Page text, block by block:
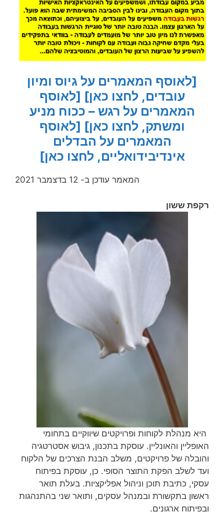
[לאוסף המאמרים על גיוס ומיון
עובדים, לחצו כאן] [לאוסף
המאמרים על רגש – ככוח מניע
ומשתק, לחצו כאן] [לאוסף
המאמרים על הבדלים
אינדיבידואליים, לחצו כאן]
המאמר עודכן ב- 12 בדצמבר 2021
רקפת ששון
היא מנהלת לקוחות ופרויקטים שיווקיים בתחומי
האופליין והאונליין. עוסקת בתכנון, גיבוש אסטרטגיה
והובלה של פרויקטים, משלב הבנת הצרכים של הלקוח
ועד לשלב הפקת התוצר הסופי. כן, עוסקת בפיתוח
עסקי, כתיבת תוכן וניהול אפליקציות. בעלת תואר
ראשון בתקשורת ובמנהל עסקים, ותואר שני בהתנהגות
ובפיתוח ארגונים.